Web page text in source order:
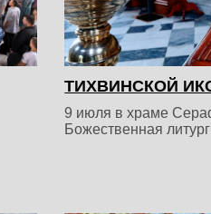
ТИХВИНСКОЙ
9 июля в храме
Божественная